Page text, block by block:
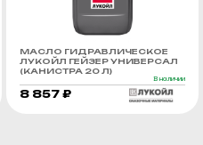
МАСЛО ГИДРАВЛИЧЕСКОЕ
ЛУКОЙЛ ГЕЙЗЕР УНИВЕРСАЛ
(КАНИСТРА 20 Л)
В наличии
8 857 ₽